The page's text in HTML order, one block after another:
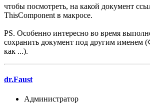
чтобы посмотреть, на какой документ
ThisComponent в макросе.
PS. Особенно интересно во время
сохранить документ под другим именем
как ...).
dr.Faust
Администратор